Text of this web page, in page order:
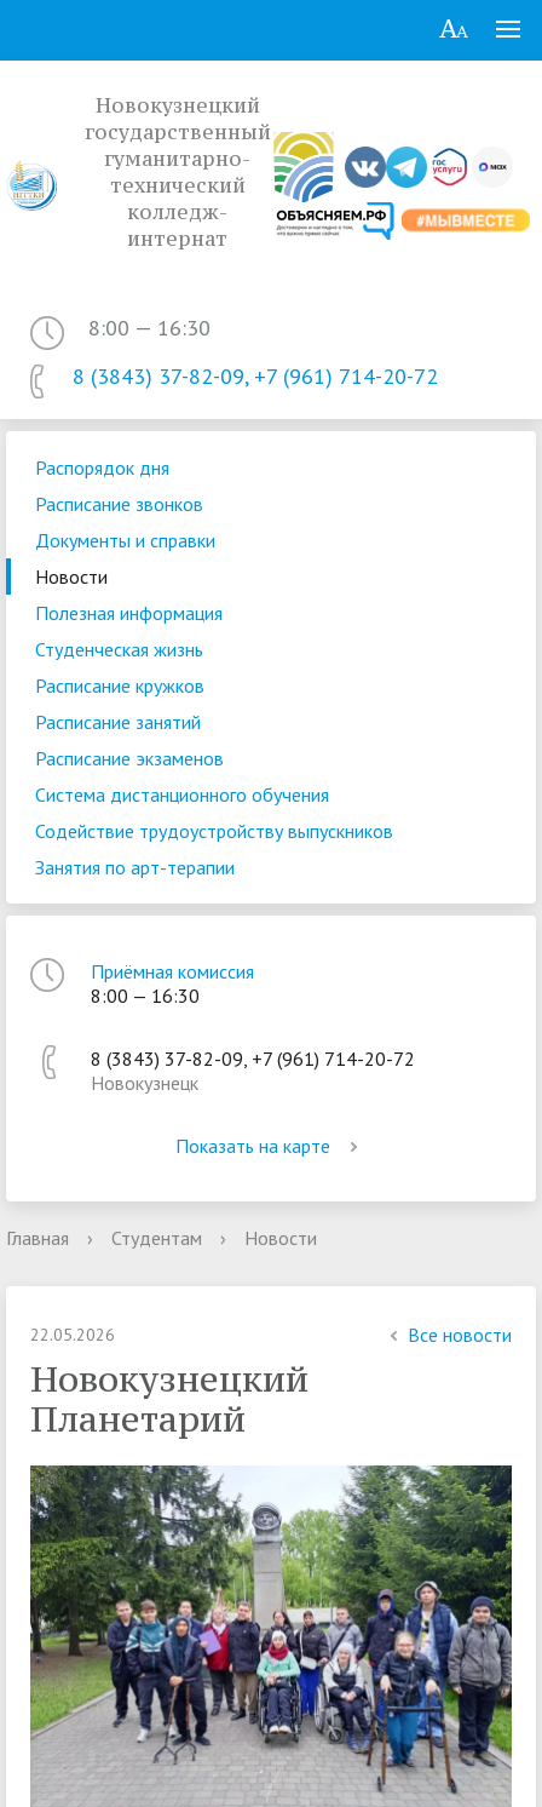
Новокузнецкий
государственный
гуманитарно-
технический
колледж-
интернат
8:00 — 16:30
8 (3843) 37-82-09, +7 (961) 714-20-72
Распорядок дня
Расписание звонков
Документы и справки
Новости
Полезная информация
Студенческая жизнь
Расписание кружков
Расписание занятий
Расписание экзаменов
Система дистанционного обучения
Содействие трудоустройству выпускников
Занятия по арт-терапии
Приёмная комиссия
8:00 — 16:30
8 (3843) 37-82-09, +7 (961) 714-20-72
Новокузнецк
Показать на карте
Главная › Студентам › Новости
22.05.2026 Все новости
Новокузнецкий
Планетарий